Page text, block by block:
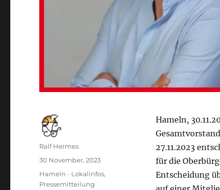
Hameln,
27.11.2023
für die
Entscheidung
Autor
Ralf Hermes
Veröffentlicht
30 November, 2023
Kategorien
Hameln - Lokalinfos,
Pressemitteilung